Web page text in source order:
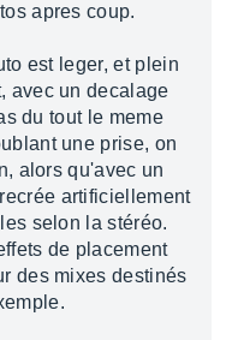
apres coup.
est leger, et plein
avec un decalage
du tout le meme
une prise, on
alors qu'avec un
artificiellement
selon la stéréo.
de placement
des mixes destinés